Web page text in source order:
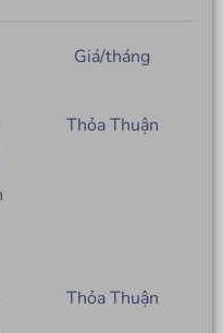
Giá/tháng
Thỏa Thuận
Thỏa Thuận